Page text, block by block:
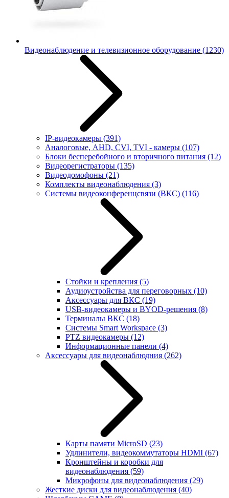
Видеонаблюдение и телевизионное оборудование (1230)
IP-видеокамеры (391)
Аналоговые, AHD, CVI, TVI - камеры (107)
Блоки бесперебойного и вторичного питания (12)
Видеорегистраторы (135)
Видеодомофоны (21)
Комплекты видеонаблюдения (3)
Системы видеоконференцсвязи (ВКС) (116)
Стойки и крепления (5)
Аудиоустройства для переговорных (10)
Аксессуары для ВКС (19)
USB-видеокамеры и BYOD-решения (8)
Терминалы ВКС (18)
Системы Smart Workspace (3)
PTZ видеокамеры (12)
Информационные панели (4)
Аксессуары для видеонаблюдния (262)
Карты памяти MicroSD (23)
Удлинители, видеокоммутаторы HDMI (67)
Кронштейны и коробки для
видеонаблюдения (59)
Микрофоны для видеонаблюдения (29)
Жесткие диски для видеонаблюдения (40)